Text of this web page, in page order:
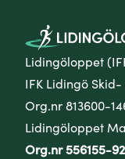
Lidingöloppet
IFK Lidingö
Org.nr 813600-
Lidingöloppet
Org.nr 556155-